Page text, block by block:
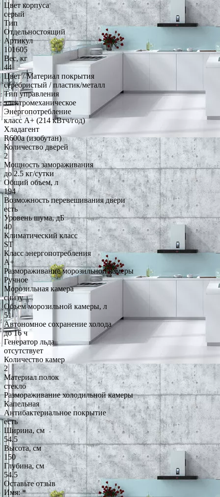
Цвет корпуса
серый
Тип
Отдельностоящий
Артикул
101605
Вес, кг
44
Цвет / Материал покрытия
серебристый / пластик/металл
Тип управления
электромеханическое
Энергопотребление
класс A+ (214 кВтч/год)
Хладагент
R600a (изобутан)
Количество дверей
2
Мощность замораживания
до 2.5 кг/cутки
Общий объем, л
194
Возможность перевешивания двери
есть
Уровень шума, дБ
40
Климатический класс
ST
Класс энергопотребления
A+
Размораживание морозильной камеры
Ручное
Морозильная камера
снизу
Объем морозильной камеры, л
51
Автономное сохранение холода
до 16 ч
Генератор льда
отсутствует
Количество камер
2
Материал полок
стекло
Размораживание холодильной камеры
Капельная
Антибактериальное покрытие
есть
Ширина, см
54.5
Высота, см
150
Глубина, см
54.5
Оставьте отзыв
Имя:*